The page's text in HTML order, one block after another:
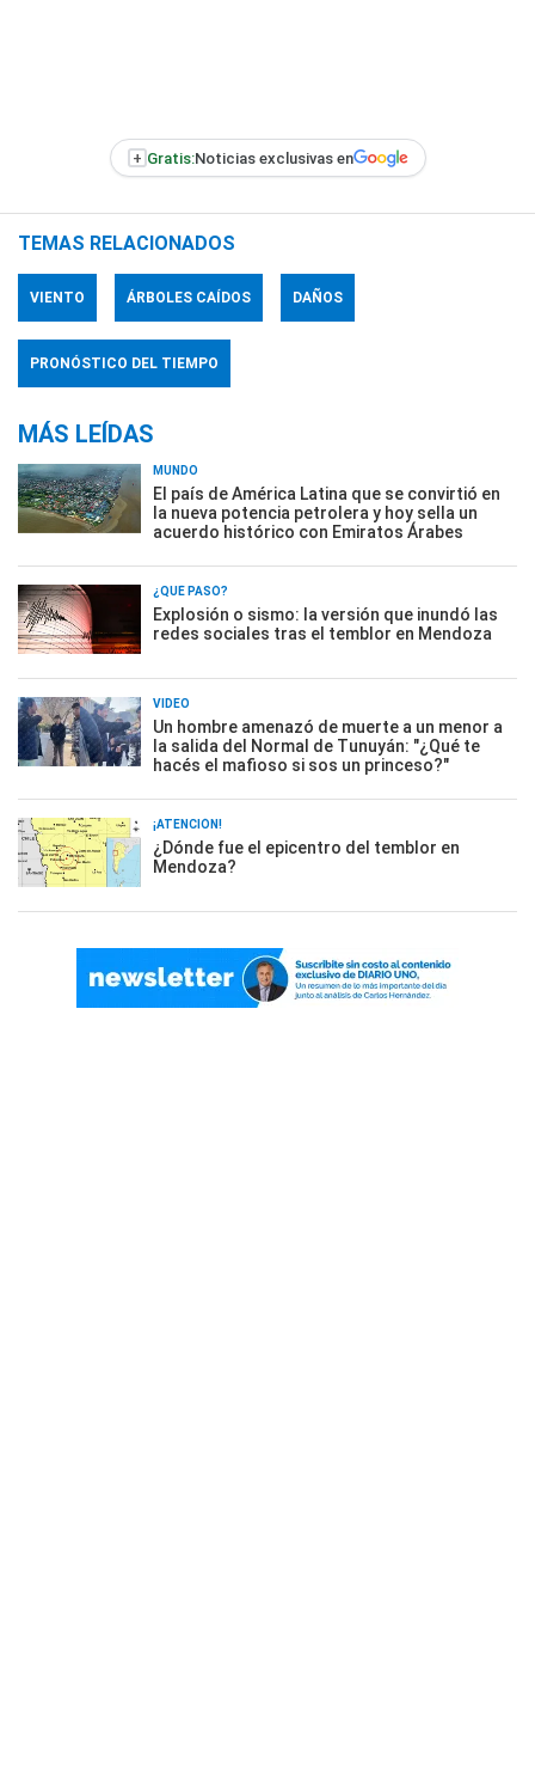
+ Gratis:Noticias exclusivas en
TEMAS RELACIONADOS
VIENTO ÁRBOLES CAÍDOS DAÑOS
PRONÓSTICO DEL TIEMPO
MÁS LEÍDAS
MUNDO
El país de América Latina que se convirtió en
la nueva potencia petrolera y hoy sella un
acuerdo histórico con Emiratos Árabes
¿QUÉ PASÓ?
Explosión o sismo: la versión que inundó las
redes sociales tras el temblor en Mendoza
VIDEO
Un hombre amenazó de muerte a un menor a
la salida del Normal de Tunuyán: "¿Qué te
hacés el mafioso si sos un princeso?"
¡ATENCIÓN!
¿Dónde fue el epicentro del temblor en
Mendoza?